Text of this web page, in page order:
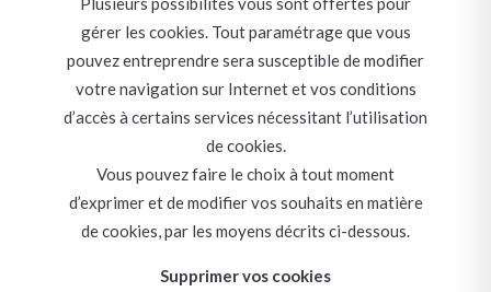
gérer les cookies. Tout paramétrage que vous
pouvez entreprendre sera susceptible de modifier
votre navigation sur Internet et vos conditions
d’accès à certains services nécessitant l’utilisation
de cookies.
Vous pouvez faire le choix à tout moment
d’exprimer et de modifier vos souhaits en matière
de cookies, par les moyens décrits ci-dessous.
Supprimer vos cookies